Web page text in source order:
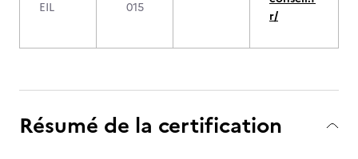
EIL
015
r/
Résumé de la certification